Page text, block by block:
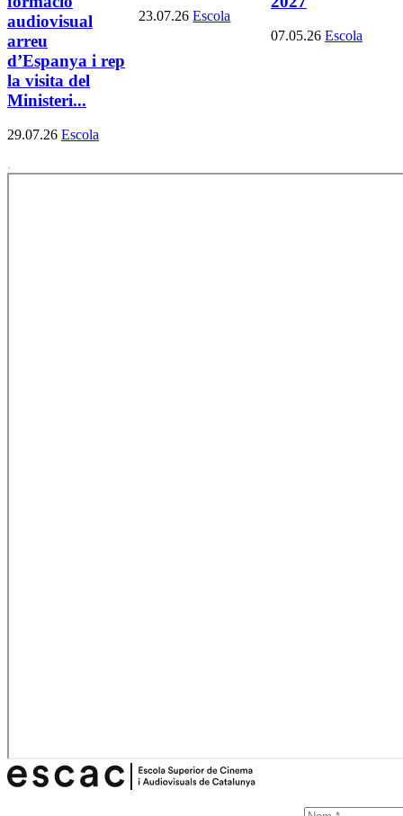
audiovisual
arreu
d’Espanya i rep
la visita del
Ministeri...
29.07.26 Escola
23.07.26 Escola
07.05.26 Escola